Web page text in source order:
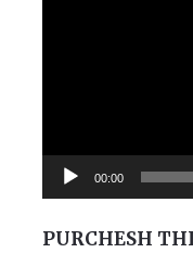
00:00
PURCHESH